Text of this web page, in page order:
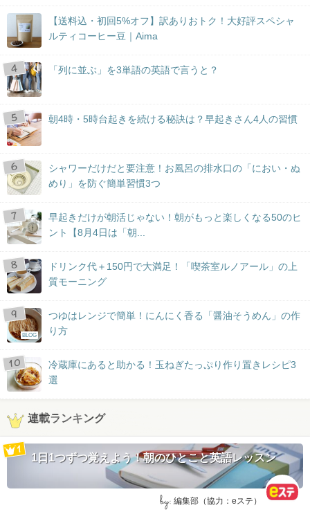
【送料込・初回5%オフ】訳ありおトク！大好評スペシャ
ルティコーヒー豆｜Aima
「列に並ぶ」を3単語の英語で言うと？
朝4時・5時台起きを続ける秘訣は？早起きさん4人の習慣
シャワーだけだと要注意！お風呂の排水口の「におい・ぬ
めり」を防ぐ簡単習慣3つ
早起きだけが朝活じゃない！朝がもっと楽しくなる50のヒ
ント【8月4日は「朝...
ドリンク代＋150円で大満足！「喫茶室ルノアール」の上
質モーニング
BLOG
つゆはレンジで簡単！にんにく香る「醤油そうめん」の作
り方
冷蔵庫にあると助かる！玉ねぎたっぷり作り置きレシピ3
選
連載ランキング
1日1つずつ覚えよう！朝のひとこと英語レッスン
by: 編集部（協力：eステ）